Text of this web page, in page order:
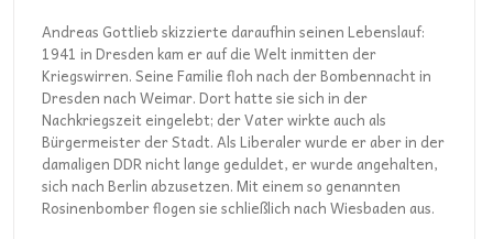
Andreas Gottlieb skizzierte daraufhin seinen Lebenslauf:
1941 in Dresden kam er auf die Welt inmitten der
Kriegswirren. Seine Familie floh nach der Bombennacht in
Dresden nach Weimar. Dort hatte sie sich in der
Nachkriegszeit eingelebt; der Vater wirkte auch als
Bürgermeister der Stadt. Als Liberaler wurde er aber in der
damaligen DDR nicht lange geduldet, er wurde angehalten,
sich nach Berlin abzusetzen. Mit einem so genannten
Rosinenbomber flogen sie schließlich nach Wiesbaden aus.